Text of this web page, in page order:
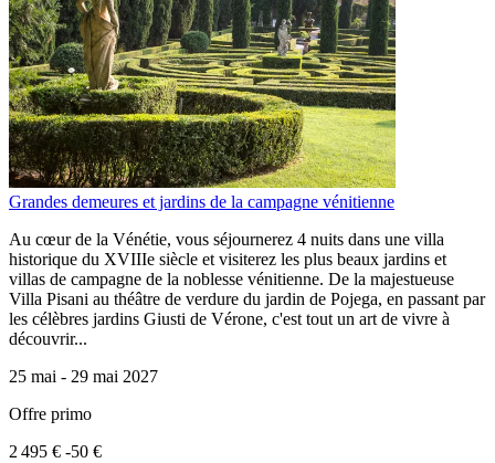
Grandes demeures et jardins de la campagne vénitienne
Au cœur de la Vénétie, vous séjournerez 4 nuits dans une villa
historique du XVIIIe siècle et visiterez les plus beaux jardins et
villas de campagne de la noblesse vénitienne. De la majestueuse
Villa Pisani au théâtre de verdure du jardin de Pojega, en passant par
les célèbres jardins Giusti de Vérone, c'est tout un art de vivre à
découvrir...
25 mai - 29 mai 2027
Offre primo
2 495 € -50 €